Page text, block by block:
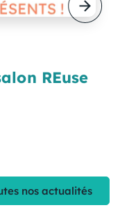
REuse
nos actualités